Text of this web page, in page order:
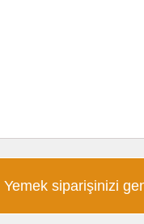
Yemek siparişinizi